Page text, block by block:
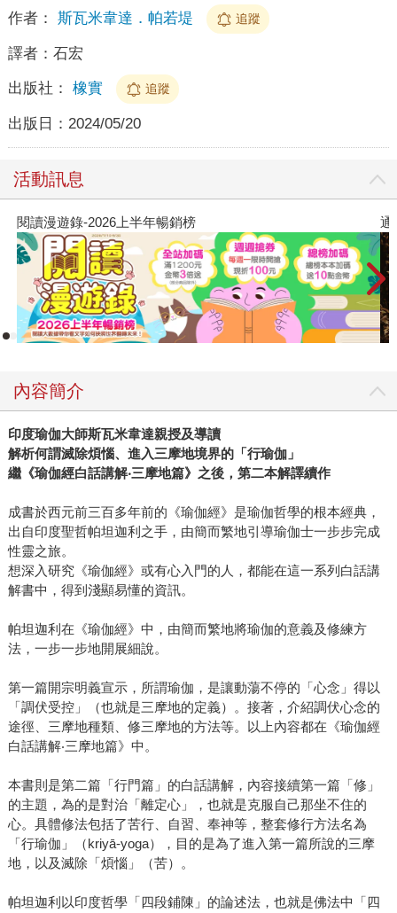
作者： 斯瓦米韋達．帕若堤 追蹤
譯者： 石宏
出版社： 橡實 追蹤
出版日： 2024/05/20
活動訊息
-2026上半年暢銷榜 通靈藥師的
內容簡介
印度瑜伽大師斯瓦米韋達親授及導讀
解析何謂滅除煩惱、進入三摩地境界的「行瑜伽」
繼《瑜伽經白話講解‧三摩地篇》之後，第二本解譯續作
成書於西元前三百多年前的《瑜伽經》是瑜伽哲學的根本經典，
出自印度聖哲帕坦迦利之手，由簡而繁地引導瑜伽士一步步完成
性靈之旅。
想深入研究《瑜伽經》或有心入門的人，都能在這一系列白話講
解書中，得到淺顯易懂的資訊。
帕坦迦利在《瑜伽經》中，由簡而繁地將瑜伽的意義及修練方
法，一步一步地開展細說。
第一篇開宗明義宣示，所謂瑜伽，是讓動蕩不停的「心念」得以
「調伏受控」（也就是三摩地的定義）。接著，介紹調伏心念的
途徑、三摩地種類、修三摩地的方法等。以上內容都在《瑜伽經
白話講解‧三摩地篇》中。
本書則是第二篇「行門篇」的白話講解，內容接續第一篇「修」
的主題，為的是對治「離定心」，也就是克服自己那坐不住的
心。具體修法包括了苦行、自習、奉神等，整套修行方法名為
「行瑜伽」（kriyā-yoga），目的是為了進入第一篇所說的三摩
地，以及滅除「煩惱」（苦）。
帕坦迦利以印度哲學「四段鋪陳」的論述法，也就是佛法中「四